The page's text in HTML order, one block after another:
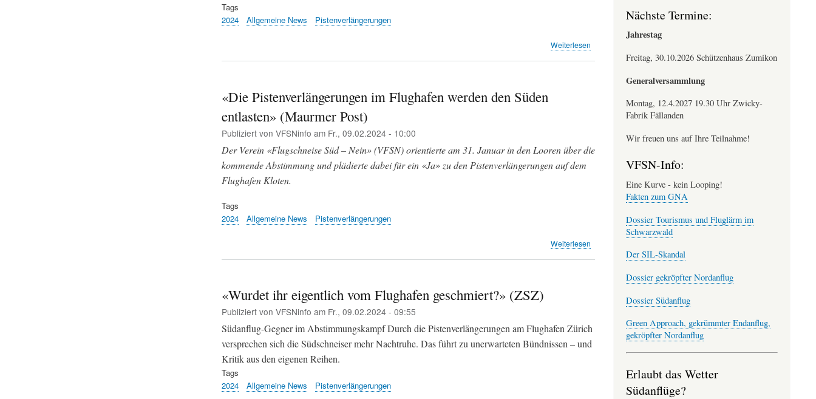
Tags
2024
Allgemeine News Pistenverlängerungen
Weiterlesen
Südschneiser
«Die Pistenverlängerungen im Flughafen werden den Süden
entlasten» (Maurmer Post)
Publiziert von VFSNinfo am Fr., 09.02.2024 - 10:00
Der Verein «Flugschneise Süd – Nein» (VFSN) orientierte am 31. Januar in den Looren über die
kommende Abstimmung und plädierte dabei für ein «Ja» zu den Pistenverlängerungen auf dem
Flughafen Kloten.
Tags
2024
Allgemeine News Pistenverlängerungen
Weiterlesen
entlasten»
(Maurmer
«Wurdet ihr eigentlich vom Flughafen geschmiert?» (ZSZ)
Publiziert von VFSNinfo am Fr., 09.02.2024 - 09:55
Südanflug-Gegner im Abstimmungskampf Durch die Pistenverlängerungen am Flughafen Zürich
versprechen sich die Südschneiser mehr Nachtruhe. Das führt zu unerwarteten Bündnissen – und
Kritik aus den eigenen Reihen.
Tags
2024
Allgemeine News Pistenverlängerungen
Nächste Termine:
Jahrestag
Freitag, 30.10.2026 Schützenhaus Zumikon
Generalversammlung
Montag, 12.4.2027 19.30 Uhr Zwicky-
Fabrik Fällanden
Wir freuen uns auf Ihre Teilnahme!
VFSN-Info:
Eine Kurve - kein Looping!
Fakten zum GNA
Dossier Tourismus und Fluglärm im
Schwarzwald
Der SIL-Skandal
Dossier gekröpfter Nordanflug
Dossier Südanflug
Green Approach, gekrümmter Endanflug,
gekröpfter Nordanflug
Erlaubt das Wetter
Südanflüge?